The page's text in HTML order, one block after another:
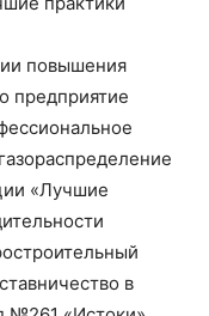
повышения
предприятие
«Лучшие
в